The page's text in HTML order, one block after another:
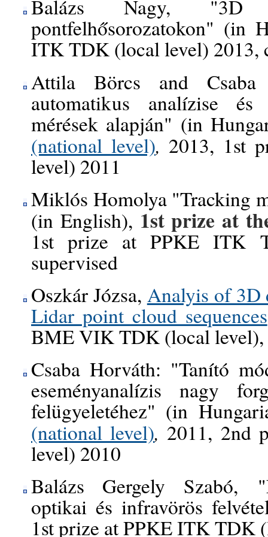
Balázs Nagy, "3D
pontfelhősorozatokon" (in
ITK TDK (local level) 2013,
Attila Börcs and Csaba
automatikus analízise
mérések alapján" (in
(national level), 2013, 1st
level) 2011
Miklós Homolya "Tracking
(in English), 1st prize at
1st prize at PPKE ITK
supervised
Oszkár Józsa, Analyis of 3D
Lidar point cloud sequences
BME VIK TDK (local level),
Csaba Horváth: "Tanító
eseményanalízis nagy
felügyeletéhez" (in
(national level), 2011, 2nd
level) 2010
Balázs Gergely Szabó,
optikai és infravörös
1st prize at PPKE ITK TDK